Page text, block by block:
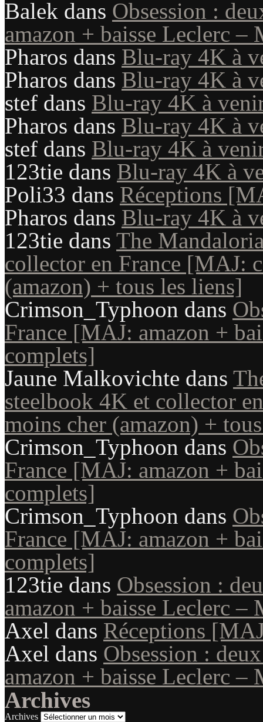
Balek dans Obsession :
amazon + baisse Leclerc
Pharos dans Blu-ray 4K à
Pharos dans Blu-ray 4K à
stef dans Blu-ray 4K à
Pharos dans Blu-ray 4K à
stef dans Blu-ray 4K à
123tie dans Blu-ray 4K à
Poli33 dans Réceptions
Pharos dans Blu-ray 4K à
123tie dans The
collector en France [MAJ:
(amazon) + tous les liens]
Crimson_Typhoon dans
France [MAJ: amazon +
complets]
Jaune Malkovichte dans
steelbook 4K et collector
moins cher (amazon) +
Crimson_Typhoon dans
France [MAJ: amazon +
complets]
Crimson_Typhoon dans
France [MAJ: amazon +
complets]
123tie dans Obsession :
amazon + baisse Leclerc
Axel dans Réceptions
Axel dans Obsession :
amazon + baisse Leclerc
Archives
Archives